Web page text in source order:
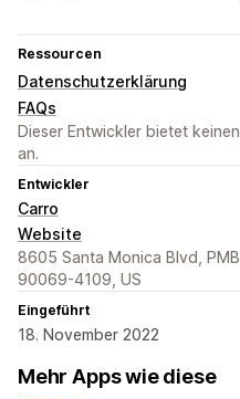
Ressourcen
Datenschutzerklärung
FAQs
Dieser Entwickler bietet
an.
Entwickler
Carro
Website
8605 Santa Monica Blvd,
90069-4109, US
Eingeführt
18. November 2022
Mehr Apps wie diese